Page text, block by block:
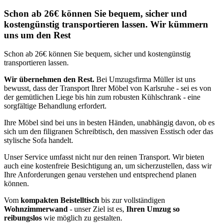
Schon ab 26€ können Sie bequem, sicher und
kostengünstig transportieren lassen. Wir kümmern
uns um den Rest
Schon ab 26€ können Sie bequem, sicher und kostengünstig
transportieren lassen.
Wir übernehmen den Rest. Bei Umzugsfirma Müller ist uns
bewusst, dass der Transport Ihrer Möbel von Karlsruhe - sei es von
der gemütlichen Liege bis hin zum robusten Kühlschrank - eine
sorgfältige Behandlung erfordert.
Ihre Möbel sind bei uns in besten Händen, unabhängig davon, ob es
sich um den filigranen Schreibtisch, den massiven Esstisch oder das
stylische Sofa handelt.
Unser Service umfasst nicht nur den reinen Transport. Wir bieten
auch eine kostenfreie Besichtigung an, um sicherzustellen, dass wir
Ihre Anforderungen genau verstehen und entsprechend planen
können.
Vom kompakten Beistelltisch bis zur vollständigen
Wohnzimmerwand - unser Ziel ist es, Ihren Umzug so
reibungslos wie möglich zu gestalten.